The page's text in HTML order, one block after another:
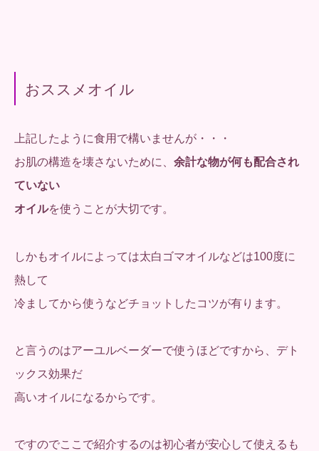
おススメオイル
上記したように食用で構いませんが・・・
お肌の構造を壊さないために、 余計な物が何も配合され
ていない
オイルを使うことが大切です。
しかもオイルによっては太白ゴマオイルなどは100度に
熱して
冷ましてから使うなどチョットしたコツが有ります。
と言うのはアーユルベーダーで使うほどですから、デト
ックス効果だ
高いオイルになるからです。
ですのでここで紹介するのは初心者が安心して使えるも